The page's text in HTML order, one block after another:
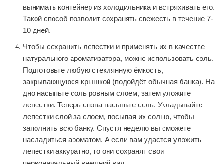
вынимать контейнер из холодильника и встряхивать его.
Такой способ позволит сохранять свежесть в течение 7-
10 дней.
Чтобы сохранить лепестки и применять их в качестве
натурального ароматизатора, можно использовать соль.
Подготовьте любую стеклянную ёмкость,
закрывающуюся крышкой (подойдёт обычная банка). На
дно насыпьте соль ровным слоем, затем уложите
лепестки. Теперь снова насыпьте соль. Укладывайте
лепестки слой за слоем, посыпая их солью, чтобы
заполнить всю банку. Спустя неделю вы сможете
насладиться ароматом. А если вам удастся уложить
лепестки аккуратно, то они сохранят свой